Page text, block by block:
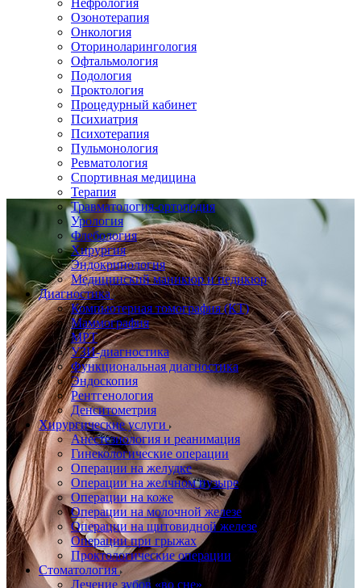
Нефрология
Озонотерапия
Онкология
Оториноларингология
Офтальмология
Подология
Проктология
Процедурный кабинет
Психиатрия
Психотерапия
Пульмонология
Ревматология
Спортивная медицина
Терапия
Травматология-ортопедия
Урология
Флебология
Хирургия
Эндокринология
Медицинский маникюр и педикюр
Диагностика
Компьютерная томография (КТ)
Маммография
МРТ
УЗИ-диагностика
Функциональная диагностика
Эндоскопия
Рентгенология
Денситометрия
Хирургические услуги
Анестезиология и реанимация
Гинекологические операции
Операции на желудке
Операции на желчном пузыре
Операции на коже
Операции на молочной железе
Операции на щитовидной железе
Операции при грыжах
Проктологические операции
Стоматология
Лечение зубов «во сне»